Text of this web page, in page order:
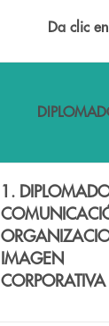
Da clic
1.
IMAGEN
CORPORATIVA